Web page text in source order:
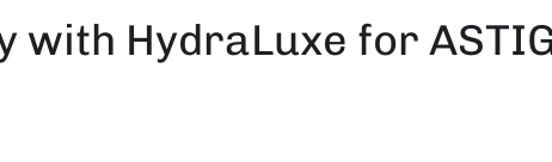
with HydraLuxe for